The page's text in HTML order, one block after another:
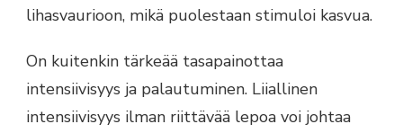
lihasvaurioon, mikä puolestaan stimuloi kasvua.
On kuitenkin tärkeää tasapainottaa
intensiivisyys ja palautuminen. Liiallinen
intensiivisyys ilman riittävää lepoa voi johtaa